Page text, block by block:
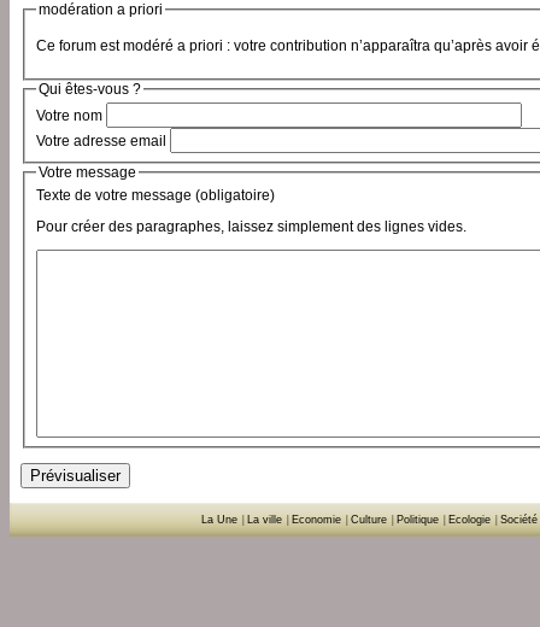
modération a priori
Ce forum est modéré a priori : votre contribution n’apparaîtra qu’après avoir
Qui êtes-vous ?
Votre nom
Votre adresse email
Votre message
Texte de votre message (obligatoire)
Pour créer des paragraphes, laissez simplement des lignes vides.
La Une La ville Economie Culture Politique Ecologie Société